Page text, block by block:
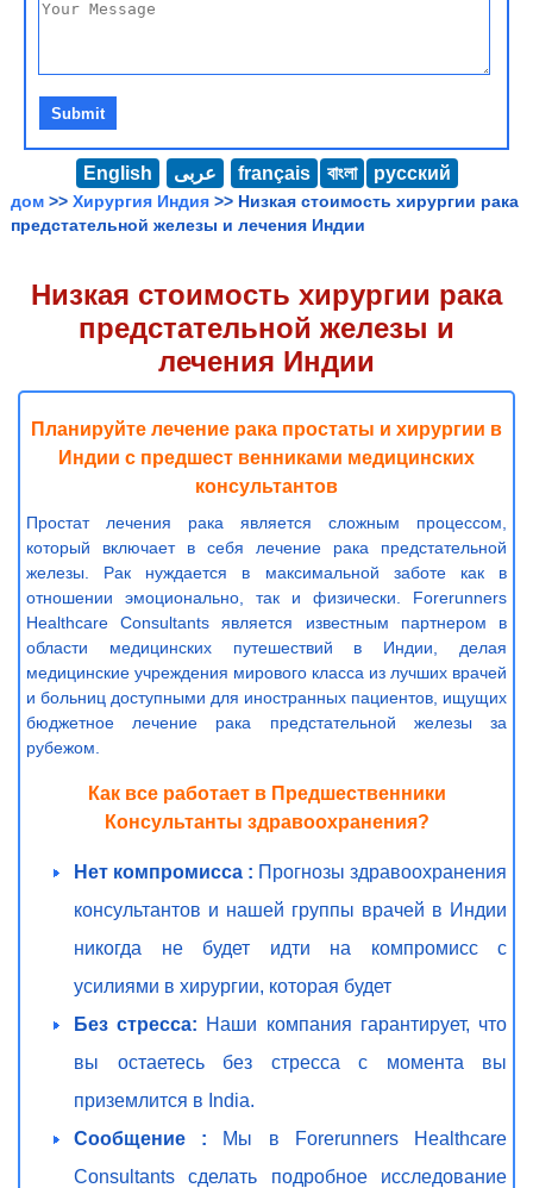
English عربى français বাংলা русский
дом >> Хирургия Индия >> Низкая стоимость хирургии рака
предстательной железы и лечения Индии
Низкая стоимость хирургии рака
предстательной железы и
лечения Индии
Планируйте лечение рака простаты и хирургии в
Индии с предшест венниками медицинских
консультантов
Простат лечения рака является сложным процессом,
который включает в себя лечение рака предстательной
железы. Рак нуждается в максимальной заботе как в
отношении эмоционально, так и физически. Forerunners
Healthcare Consultants является известным партнером в
области медицинских путешествий в Индии, делая
медицинские учреждения мирового класса из лучших врачей
и больниц доступными для иностранных пациентов, ищущих
бюджетное лечение рака предстательной железы за
рубежом.
Как все работает в Предшественники
Консультанты здравоохранения?
Нет компромисса : Прогнозы здравоохранения
консультантов и нашей группы врачей в Индии
никогда не будет идти на компромисс с
усилиями в хирургии, которая будет
Без стресса: Наши компания гарантирует, что
вы остаетесь без стресса с момента вы
приземлится в India.
Сообщение : Мы в Forerunners Healthcare
Consultants сделать подробное исследование